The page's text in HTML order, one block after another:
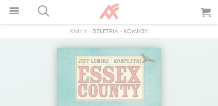
KNIHY - BELETRIA - KOMIKSY